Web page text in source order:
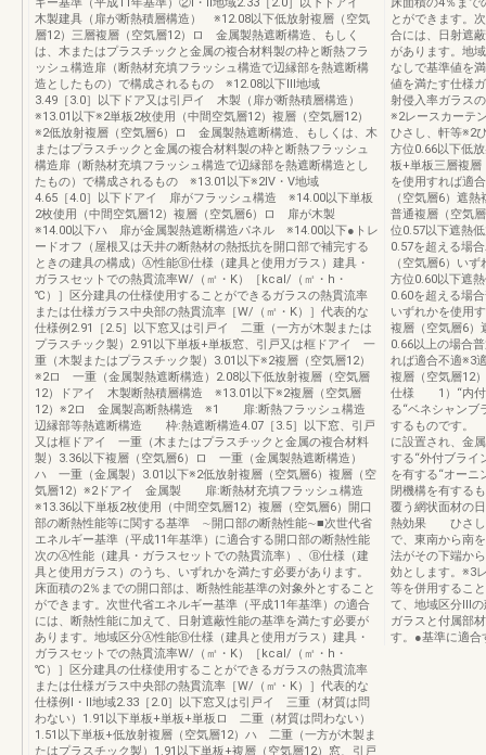
木製建具（扉が断熱積層構造） ※12.08以下低放射複層（空気
層12）三層複層（空気層12）ロ 金属製熱遮断構造、もしく
は、木またはプラスチックと金属の複合材料製の枠と断熱フラ
ッシュ構造扉（断熱材充填フラッシュ構造で辺縁部を熱遮断構
造としたもの）で構成されるもの ※12.08以下Ⅲ地域
3.49［3.0］以下ドア又は引戸イ 木製（扉が断熱積層構造）
※13.01以下※2単板2枚使用（中間空気層12）複層（空気層12）
※2低放射複層（空気層6）ロ 金属製熱遮断構造、もしくは、木
またはプラスチックと金属の複合材料製の枠と断熱フラッシュ
構造扉（断熱材充填フラッシュ構造で辺縁部を熱遮断構造とし
たもの）で構成されるもの ※13.01以下※2Ⅳ・Ⅴ地域
4.65［4.0］以下ドアイ 扉がフラッシュ構造 ※14.00以下単板
2枚使用（中間空気層12）複層（空気層6）ロ 扉が木製
※14.00以下ハ 扉が金属製熱遮断構造パネル ※14.00以下●トレ
ードオフ（屋根又は天井の断熱材の熱抵抗を開口部で補完する
ときの建具の構成）Ⓐ性能Ⓑ仕様（建具と使用ガラス）建具・
ガラスセットでの熱貫流率W/（㎡・K）［kcal/（㎡・h・
℃）］区分建具の仕様使用することができるガラスの熱貫流率
または仕様ガラス中央部の熱貫流率［W/（㎡・K）］代表的な
仕様例2.91［2.5］以下窓又は引戸イ 二重（一方が木製または
プラスチック製）2.91以下単板+単板窓、引戸又は框ドアイ 一
重（木製またはプラスチック製）3.01以下※2複層（空気層12）
※2ロ 一重（金属製熱遮断構造）2.08以下低放射複層（空気層
12）ドアイ 木製断熱積層構造 ※13.01以下※2複層（空気層
12）※2ロ 金属製高断熱構造 ※1 扉:断熱フラッシュ構造
辺縁部等熱遮断構造 枠:熱遮断構造4.07［3.5］以下窓、引戸
又は框ドアイ 一重（木またはプラスチックと金属の複合材料
製）3.36以下複層（空気層6）ロ 一重（金属製熱遮断構造）
ハ 一重（金属製）3.01以下※2低放射複層（空気層6）複層（空
気層12）※2ドアイ 金属製 扉:断熱材充填フラッシュ構造
※13.36以下単板2枚使用（中間空気層12）複層（空気層6）開口
部の断熱性能等に関する基準 ∼開口部の断熱性能∼■次世代省
エネルギー基準（平成11年基準）に適合する開口部の断熱性能
次のⒶ性能（建具・ガラスセットでの熱貫流率）、Ⓑ仕様（建
具と使用ガラス）のうち、いずれかを満たす必要があります。
床面積の2％までの開口部は、断熱性能基準の対象外とすること
ができます。次世代省エネルギー基準（平成11年基準）の適合
には、断熱性能に加えて、日射遮蔽性能の基準を満たす必要が
あります。地域区分Ⓐ性能Ⓑ仕様（建具と使用ガラス）建具・
ガラスセットでの熱貫流率W/（㎡・K）［kcal/（㎡・h・
℃）］区分建具の仕様使用することができるガラスの熱貫流率
または仕様ガラス中央部の熱貫流率［W/（㎡・K）］代表的な
仕様例Ⅰ・Ⅱ地域2.33［2.0］以下窓又は引戸イ 三重（材質は問
わない）1.91以下単板+単板+単板ロ 二重（材質は問わない）
1.51以下単板+低放射複層（空気層12）ハ 二重（一方が木製ま
たはプラスチック製）1.91以下単板+複層（空気層12）窓、引戸
とができます。
合には、日射遮
があります。地
なしで基準値を
値を満たす仕様
射侵入率ガラス
※2レースカーテ
ひさし、軒等※2
方位0.66以下低
板+単板三層複層
を使用すれば適
（空気層6）遮
普通複層（空気
位0.57以下遮熱
0.57を超える場
（空気層6）い
方位0.60以下遮
0.60を超える場
いずれかを使用
複層（空気層6）
0.66以上の場合
れば適合不適※3
複層（空気層12
仕様 1）“内付
る“ベネシャンブ
するものです。
に設置され、金
する“外付ブラ
を有する“オーニ
閉機構を有す
覆う網状面材の
熱効果 ひさし
で、東南から南
法がその下端か
効とします。※3
等を併用するこ
て、地域区分Ⅲの
ガラスと付属部
す。●基準に適合